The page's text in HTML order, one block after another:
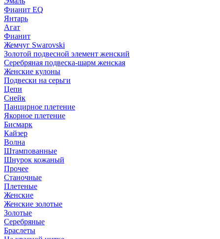
Фианит EQ
Янтарь
Агат
Фианит
Жемчуг Swarovski
Золотой подвесной элемент женcкий
Серебряная подвеска-шарм женская
Женские кулоны
Подвески на серьги
Цепи
Снейк
Панцирное плетение
Якорное плетение
Бисмарк
Кайзер
Волна
Штампованные
Шнурок кожаный
Прочее
Станочные
Плетеные
Женские
Женские золотые
Золотые
Серебряные
Браслеты